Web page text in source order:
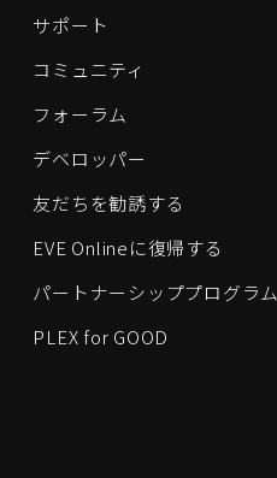
サポート
コミュニティ
フォーラム
デベロッパー
友だちを勧誘する
EVE Onlineに復帰する
パートナーシッププログラム
PLEX for GOOD